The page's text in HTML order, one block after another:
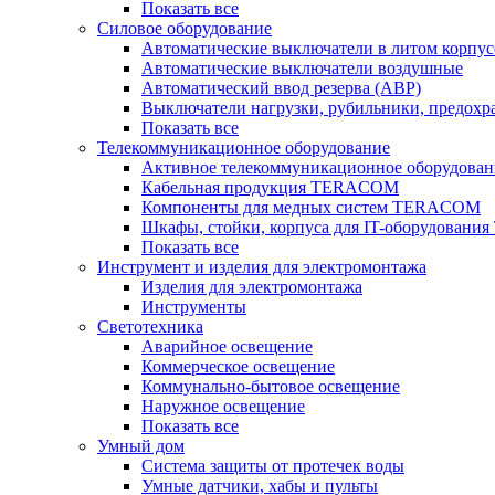
Показать все
Силовое оборудование
Автоматические выключатели в литом
Автоматические выключатели воздушные
Автоматический ввод резерва (АВР)
Выключатели нагрузки, рубильники,
Показать все
Телекоммуникационное оборудование
Активное телекоммуникационное
Кабельная продукция TERACOM
Компоненты для медных систем TERACOM
Шкафы, стойки, корпуса для IT-
Показать все
Инструмент и изделия для электромонтажа
Изделия для электромонтажа
Инструменты
Светотехника
Аварийное освещение
Коммерческое освещение
Коммунально-бытовое освещение
Наружное освещение
Показать все
Умный дом
Система защиты от протечек воды
Умные датчики, хабы и пульты